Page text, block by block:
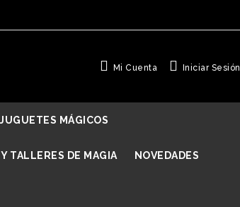
Mi Cuenta Iniciar Sesión
JUGUETES MÁGICOS
TALLERES DE MAGIA NOVEDADES